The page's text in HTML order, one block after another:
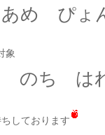
あめ ぴょ
象
のち は
しております